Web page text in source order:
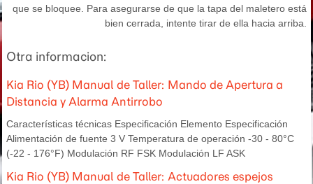
que se bloquee. Para asegurarse de que la tapa del maletero está
bien cerrada, intente tirar de ella hacia arriba.
Otra informacion:
Kia Rio (YB) Manual de Taller: Mando de Apertura a
Distancia y Alarma Antirrobo
Características técnicas Especificación Elemento Especificación
Alimentación de fuente 3 V Temperatura de operación -30 - 80°C
(-22 - 176°F) Modulación RF FSK Modulación LF ASK
Kia Rio (YB) Manual de Taller: Actuadores espejos